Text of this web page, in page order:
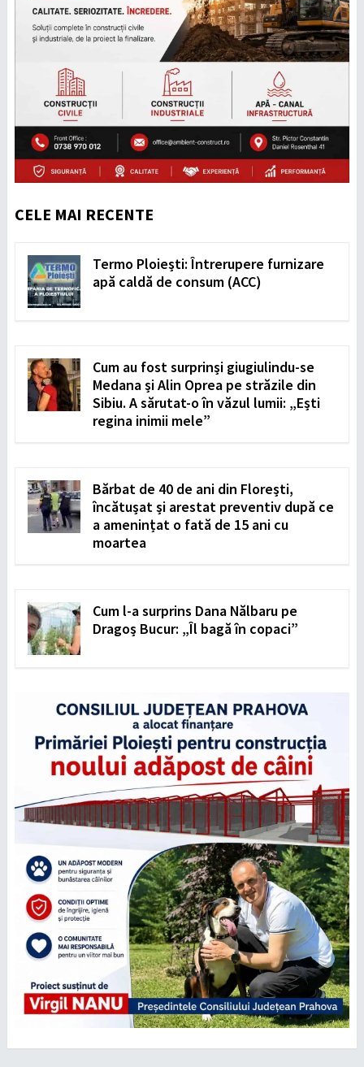
CELE MAI RECENTE
Termo Ploiești: Întrerupere furnizare
apă caldă de consum (ACC)
Cum au fost surprinși giugiulindu-se
Medana și Alin Oprea pe străzile din
Sibiu. A sărutat-o în văzul lumii: „Ești
regina inimii mele”
Bărbat de 40 de ani din Florești,
încătușat și arestat preventiv după ce
a amenințat o fată de 15 ani cu
moartea
Cum l-a surprins Dana Nălbaru pe
Dragoș Bucur: „Îl bagă în copaci”